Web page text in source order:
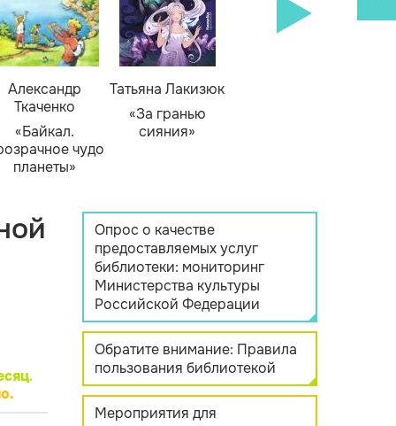
Александр
Ткаченко
«Байкал.
чудо
планеты»
Татьяна Лакизюк
«За гранью
сияния»
.
Опрос о качестве
предоставляемых услуг
библиотеки: мониторинг
Министерства культуры
Российской Федерации
Обратите внимание: Правила
пользования библиотекой
Мероприятия для